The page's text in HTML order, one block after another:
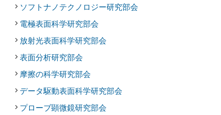
ソフトナノテクノロジー研究部会
電極表面科学研究部会
放射光表面科学研究部会
表面分析研究部会
摩擦の科学研究部会
データ駆動表面科学研究部会
プローブ顕微鏡研究部会